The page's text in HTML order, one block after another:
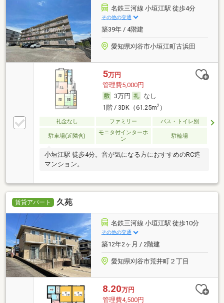
名鉄三河線 小垣江駅 徒歩4分
その他の交通
築39年 / 4階建
愛知県刈谷市小垣江町古浜田
5万円
管理費5,000円
3万円
なし
1階 / 3DK（61.25m2）
礼金なし ファミリー バス・トイレ別
駐車場(近隣含)
モニタ付インターホ
ン
駐輪場
小垣江駅 徒歩4分。音が気になる方におすすめのRC造
マンション。
賃貸アパート 久苑
名鉄三河線 小垣江駅 徒歩10分
その他の交通
築12年2ヶ月 / 2階建
愛知県刈谷市荒井町２丁目
8.20万円
管理費4,500円